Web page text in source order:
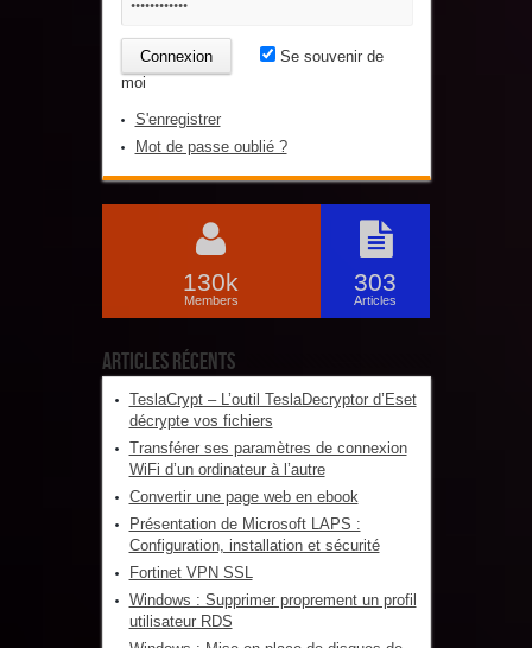
Se souvenir de
moi
S'enregistrer
Mot de passe oublié ?
130k
Members
303
Articles
Articles récents
TeslaCrypt – L’outil TeslaDecryptor d’Eset
décrypte vos fichiers
Transférer ses paramètres de connexion
WiFi d’un ordinateur à l’autre
Convertir une page web en ebook
Présentation de Microsoft LAPS :
Configuration, installation et sécurité
Fortinet VPN SSL
Windows : Supprimer proprement un profil
utilisateur RDS